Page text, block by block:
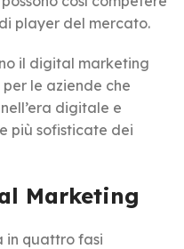
player del mercato.
il digital marketing
le aziende che
digitale e
più sofisticate dei
Marketing
in quattro fasi